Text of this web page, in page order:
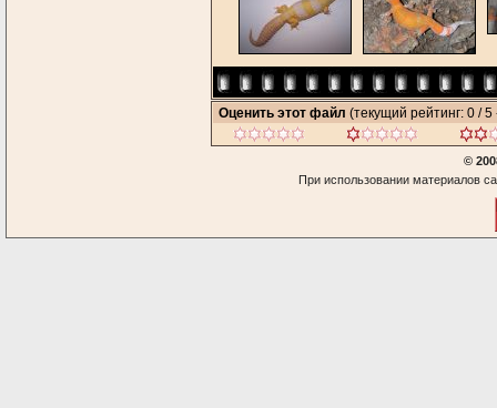
Оценить этот файл (текущий рейтинг: 0 / 5
©
При использовании материалов